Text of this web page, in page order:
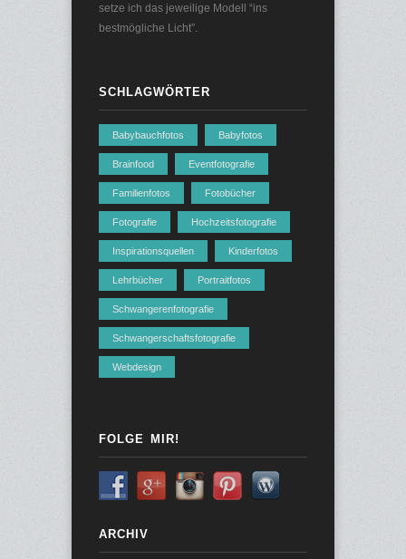
setze ich das jeweilige Modell “ins
bestmögliche Licht”.
SCHLAGWÖRTER
Babybauchfotos Babyfotos
Brainfood Eventfotografie
Familienfotos Fotobücher
Fotografie Hochzeitsfotografie
Inspirationsquellen Kinderfotos
Lehrbücher Portraitfotos
Schwangerenfotografie
Schwangerschaftsfotografie
Webdesign
FOLGE MIR!
ARCHIV